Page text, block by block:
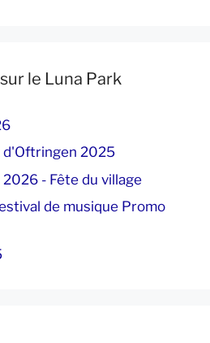
le Luna Park
d'Oftringen 2025
2026 - Fête du village
de musique Promo